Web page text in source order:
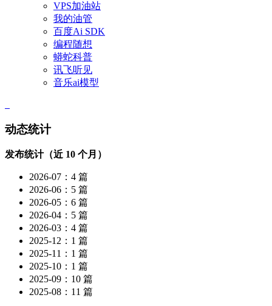
VPS加油站
我的油管
百度Ai SDK
编程随想
蟒蛇科普
讯飞听见
音乐ai模型
动态统计
发布统计（近 10 个月）
2026-07：4 篇
2026-06：5 篇
2026-05：6 篇
2026-04：5 篇
2026-03：4 篇
2025-12：1 篇
2025-11：1 篇
2025-10：1 篇
2025-09：10 篇
2025-08：11 篇